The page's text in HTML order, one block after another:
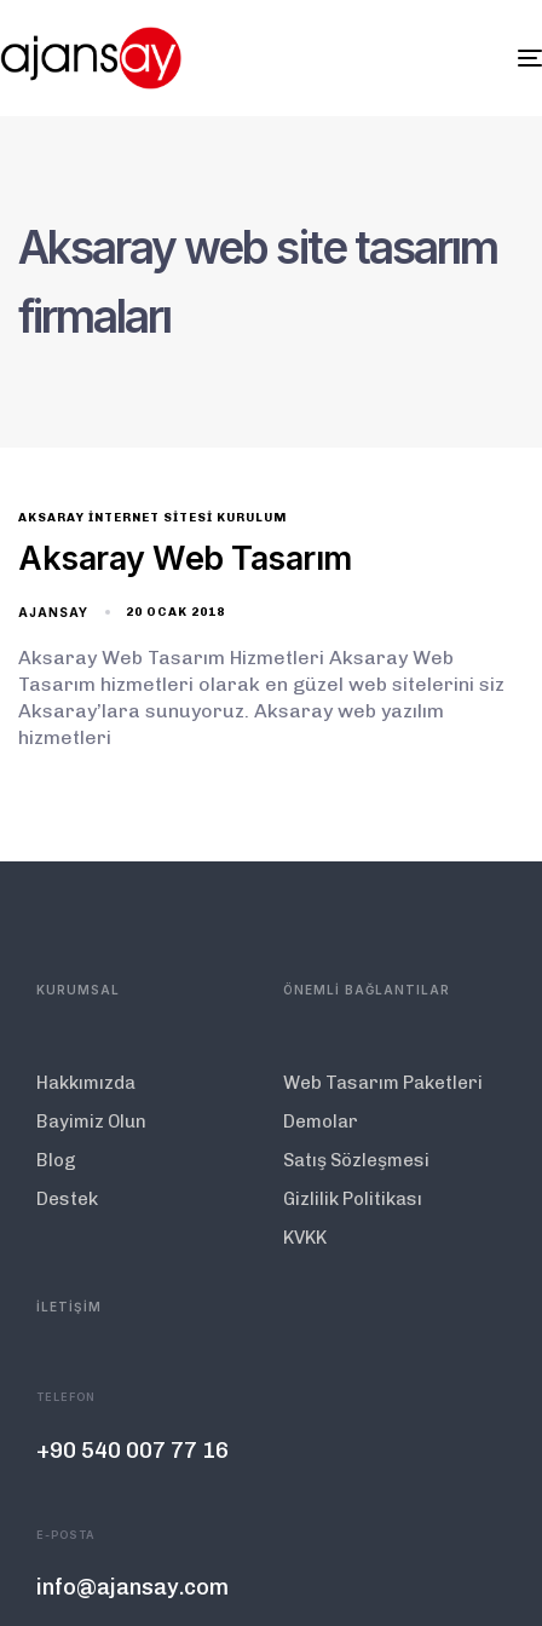
Aksaray web site tasarım
firmaları
AKSARAY İNTERNET SITESI KURULUM
Aksaray Web Tasarım
AJANSAY 20 OCAK 2018
Aksaray Web Tasarım Hizmetleri Aksaray Web
Tasarım hizmetleri olarak en güzel web sitelerini siz
Aksaray’lara sunuyoruz. Aksaray web yazılım
hizmetleri
KURUMSAL
Hakkımızda
Bayimiz Olun
Blog
Destek
ÖNEMLİ BAĞLANTILAR
Web Tasarım Paketleri
Demolar
Satış Sözleşmesi
Gizlilik Politikası
KVKK
İLETİŞİM
TELEFON
+90 540 007 77 16
E-POSTA
info@ajansay.com